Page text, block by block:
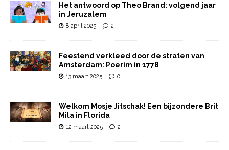
Het antwoord op Theo Brand: volgend jaar
in Jeruzalem
8 april 2025 2
Feestend verkleed door de straten van
Amsterdam: Poerim in 1778
13 maart 2025 0
Welkom Mosje Jitschak! Een bijzondere Brit
Mila in Florida
12 maart 2025 2